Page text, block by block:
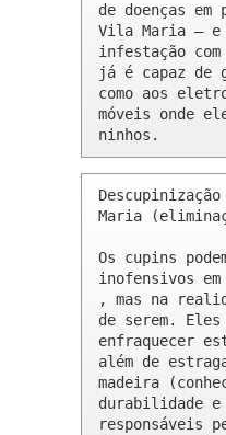
de doenças em
Vila Maria – e
infestação
já é capaz de
como aos
móveis onde
ninhos.
Maria
Os cupins
inofensivos
, mas na
de serem. Eles
enfraquecer
além de
madeira
durabilidade e
responsáveis